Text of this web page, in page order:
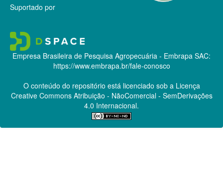
Suportado por
Empresa Brasileira de Pesquisa Agropecuária - Embrapa SAC:
https://www.embrapa.br/fale-conosco
O conteúdo do repositório está licenciado sob a Licença
Creative CommonsAtribuição - NãoComercial - SemDerivações
4.0 Internacional.